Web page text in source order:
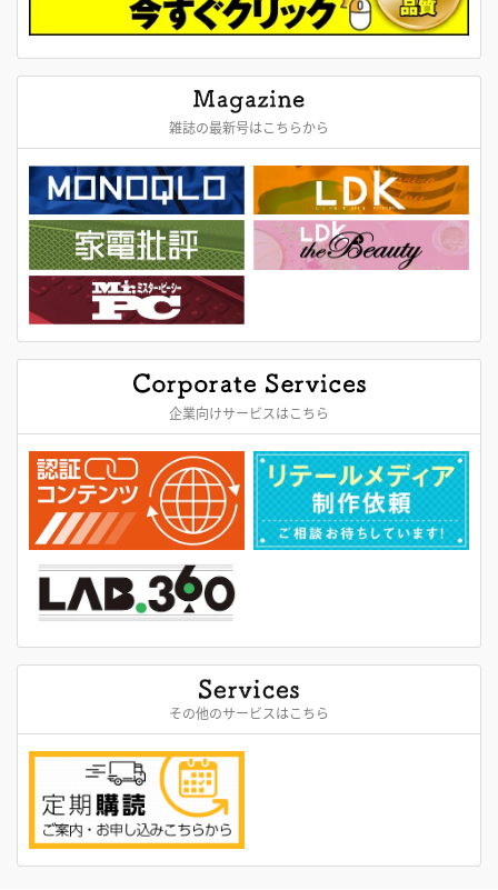
雑誌の最新号はこちらから
企業向けサービスはこちら
その他のサービスはこちら